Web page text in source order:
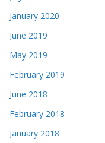
January 2020
June 2019
May 2019
February 2019
June 2018
February 2018
January 2018